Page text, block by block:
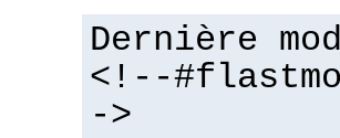
Dernière
<!--
->